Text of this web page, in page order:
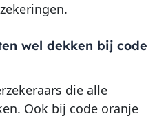
wel dekken bij code
die alle
Ook bij code oranje